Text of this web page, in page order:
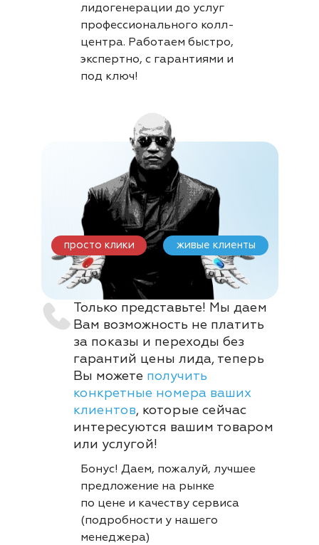
лидогенерации до услуг
профессионального колл-
центра. Работаем быстро,
экспертно, с гарантиями и
под ключ!
просто клики живые клиенты
Только представьте! Мы даем
Вам возможность не платить
за показы и переходы без
гарантий цены лида, теперь
Вы можете получить
конкретные номера ваших
клиентов, которые сейчас
интересуются вашим товаром
или услугой!
Бонус! Даем, пожалуй, лучшее
предложение на рынке
по цене и качеству сервиса
(подробности у нашего
менеджера)